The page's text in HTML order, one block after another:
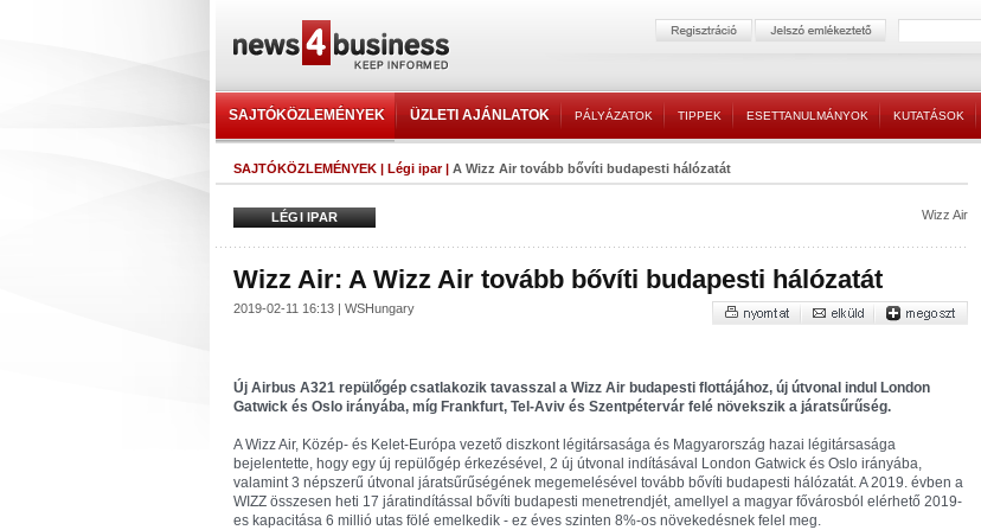
SAJTÓKÖZLEMÉNYEK ÜZLETI AJÁNLATOK PÁLYÁZATOK TIPPEK ESETTANULMÁNYOK KUTATÁSOK
SAJTÓKÖZLEMÉNYEK | Légi ipar| A Wizz Air tovább bővíti budapesti hálózatát
LÉGI IPAR Wizz Air
Wizz Air: A Wizz Air tovább bővíti budapesti hálózatát
2019-02-11 16:13 | WSHungary
Új Airbus A321 repülőgép csatlakozik tavasszal a Wizz Air budapesti flottájához, új útvonal indul London
Gatwick és Oslo irányába, míg Frankfurt, Tel-Aviv és Szentpétervár felé növekszik a járatsűrűség.
A Wizz Air, Közép- és Kelet-Európa vezető diszkont légitársasága és Magyarország hazai légitársasága
bejelentette, hogy egy új repülőgép érkezésével, 2 új útvonal indításával London Gatwick és Oslo irányába,
valamint 3 népszerű útvonal járatsűrűségének megemelésével tovább bővíti budapesti hálózatát. A 2019. évben a
WIZZ összesen heti 17 járatindítással bővíti budapesti menetrendjét, amellyel a magyar fővárosból elérhető 2019-
es kapacitása 6 millió utas fölé emelkedik - ez éves szinten 8%-os növekedésnek felel meg.